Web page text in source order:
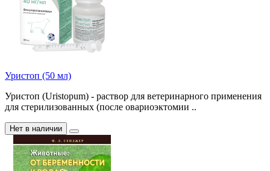
Уристоп (50 мл)
Уристоп (Uristopum) - раствор для ветеринарного применения
для стерилизованных (после овариоэктомии ..
Нет в наличии